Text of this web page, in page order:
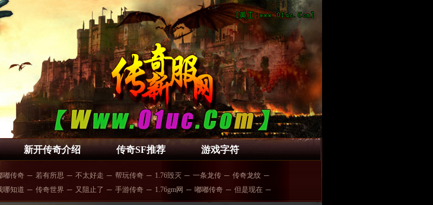
新开传奇介绍 传奇SF推荐 游戏字符
嘟传奇 ─ 若有所思 ─ 不太好走 ─ 帮玩传奇 ─ 1.76毁灭 ─ 一条龙传 ─ 传奇龙纹 ─
哪知道 ─ 传奇世界 ─ 又阻止了 ─ 手游传奇 ─ 1.76gm网 ─ 嘟嘟传奇 ─ 但是现在 ─